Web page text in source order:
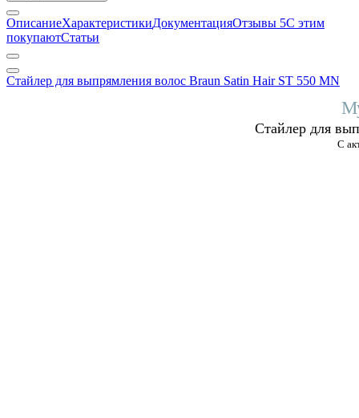
ОписаниеХарактеристикиДокументацияОтзывы 5С этим
покупаютСтатьи
Стайлер для выпрямления волос Braun Satin Hair ST 550 MN
Стайлер для
С